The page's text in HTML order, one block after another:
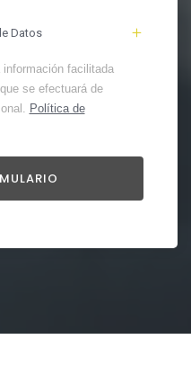
Datos
información facilitada
se efectuará de
Política de